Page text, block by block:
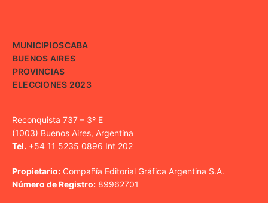
MUNICIPIOSCABA
BUENOS AIRES
PROVINCIAS
ELECCIONES 2023
Reconquista 737 – 3º E
(1003) Buenos Aires, Argentina
Tel. +54 11 5235 0896 Int 202
Propietario: Compañía Editorial Gráfica Argentina S.A.
Número de Registro: 89962701